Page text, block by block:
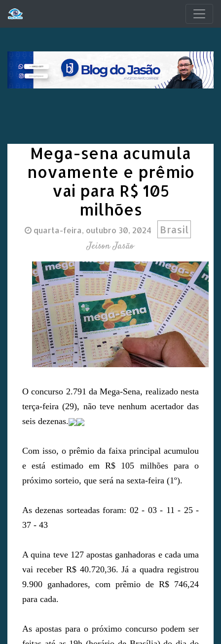
Mega-sena acumula
novamente e prêmio
vai para R$ 105
milhões
quarta-feira, outubro 30, 2024 Brasil
Jeison Jasão
O concurso 2.791 da Mega-Sena, realizado nesta
terça-feira (29), não teve nenhum acertador das
seis dezenas.
Com isso, o prêmio da faixa principal acumulou
e está estimado em R$ 105 milhões para o
próximo sorteio, que será na sexta-feira (1º).
As dezenas sorteadas foram: 02 - 03 - 11 - 25 -
37 - 43
A quina teve 127 apostas ganhadoras e cada uma
vai receber R$ 40.720,36. Já a quadra registrou
9.900 ganhadores, com prêmio de R$ 746,24
para cada.
As apostas para o próximo concurso podem ser